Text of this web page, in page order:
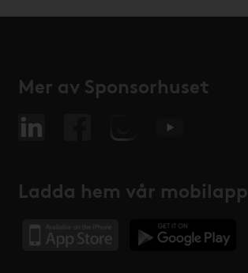
Mer av Sponsorhuset
Ladda hem vår mobilapp